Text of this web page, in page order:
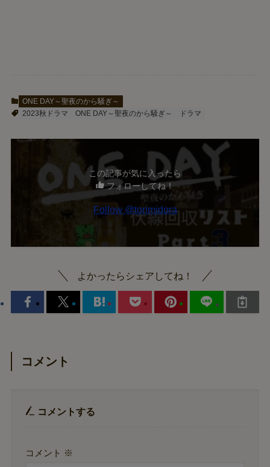
ONE DAY～聖夜のから騒ぎ～
2023秋ドラマ
ONE DAY～聖夜のから騒ぎ～ ドラマ
この記事が気に入ったら
フォローしてね！
Follow @torimidora
よかったらシェアしてね！
コメント
コメントする
コメント ※